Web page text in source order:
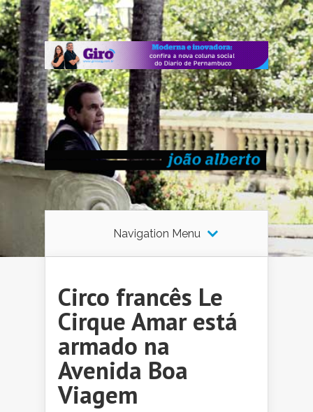
Navigation Menu
Circo francês Le
Cirque Amar está
armado na
Avenida Boa
Viagem